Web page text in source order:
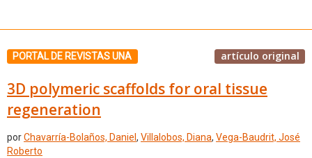
PORTAL DE REVISTAS UNA artículo original
3D polymeric scaffolds for oral tissue
regeneration
porChavarría-Bolaños, Daniel , Villalobos, Diana, Vega-Baudrit, José
Roberto